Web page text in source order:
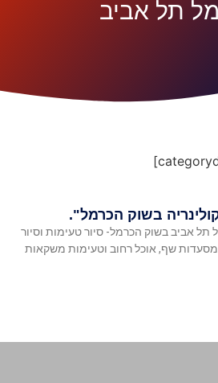
תל אביב
בשוק הכרמל".
תל אביב בשוק הכרמל- סיור טעימות וסיור
מסעדות שף, אוכל רחוב וטעימות משקאות